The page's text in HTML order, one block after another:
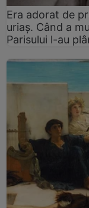
Era adorat de
uriaș. Când a
Parisului l-au